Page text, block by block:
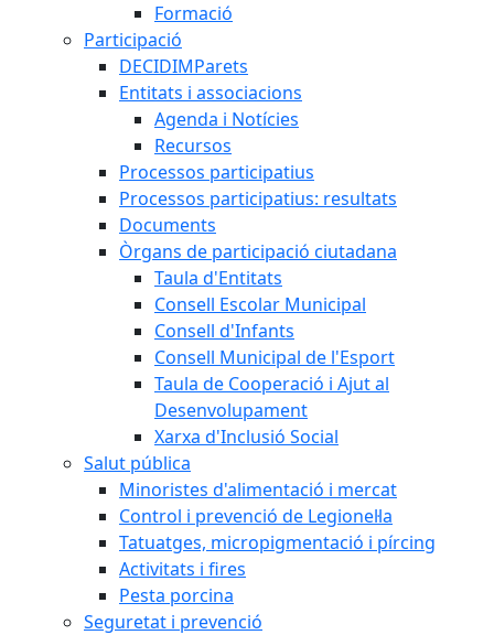
Formació
Participació
DECIDIMParets
Entitats i associacions
Agenda i Notícies
Recursos
Processos participatius
Processos participatius: resultats
Documents
Òrgans de participació ciutadana
Taula d'Entitats
Consell Escolar Municipal
Consell d'Infants
Consell Municipal de l'Esport
Taula de Cooperació i Ajut al
Desenvolupament
Xarxa d'Inclusió Social
Salut pública
Minoristes d'alimentació i mercat
Control i prevenció de Legionel·la
Tatuatges, micropigmentació i pírcing
Activitats i fires
Pesta porcina
Seguretat i prevenció